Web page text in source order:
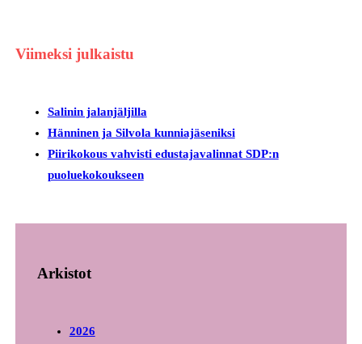
Viimeksi julkaistu
Salinin jalanjäljilla
Hänninen ja Silvola kunniajäseniksi
Piirikokous vahvisti edustajavalinnat SDP:n
puoluekokoukseen
Arkistot
2026